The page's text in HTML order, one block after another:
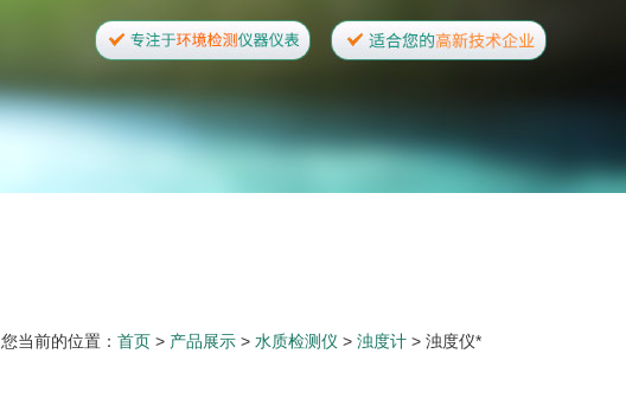
您当前的位置： 首页 > 产品展示 > 水质检测仪 > 浊度计 > 浊度仪*